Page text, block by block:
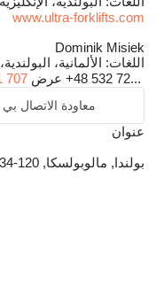
www.ultra-forklifts.com
Dominik Misiek
اللغات: الألمانية،
+48 532 72... عرض 707
معاودة الاتصال بي
عنوان
بولندا, مالوبولسكا, Andrychów, Stefana Batorego, 75, 34-120